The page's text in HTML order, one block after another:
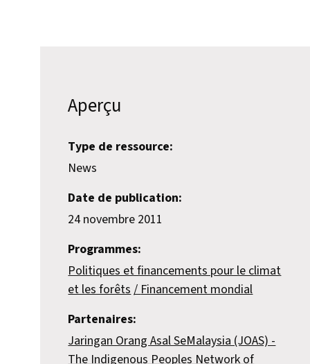
Aperçu
Type de ressource:
News
Date de publication:
24 novembre 2011
Programmes:
Politiques et financements pour le climat
et les forêts Financement mondial
Partenaires:
Jaringan Orang Asal SeMalaysia (JOAS) -
The Indigenous Peoples Network of